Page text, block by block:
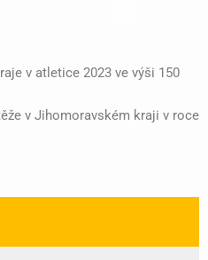
v atletice 2023 ve výši 150
v Jihomoravském kraji v roce